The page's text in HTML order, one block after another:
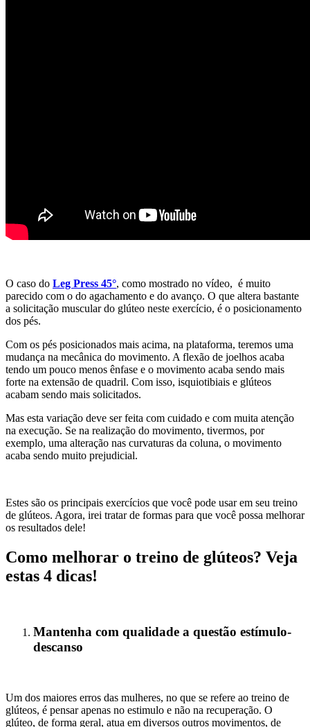
O caso do Leg Press 45°, como mostrado no vídeo, é muito
parecido com o do agachamento e do avanço. O que altera bastante
a solicitação muscular do glúteo neste exercício, é o posicionamento
dos pés.
Com os pés posicionados mais acima, na plataforma, teremos uma
mudança na mecânica do movimento. A flexão de joelhos acaba
tendo um pouco menos ênfase e o movimento acaba sendo mais
forte na extensão de quadril. Com isso, isquiotibiais e glúteos
acabam sendo mais solicitados.
Mas esta variação deve ser feita com cuidado e com muita atenção
na execução. Se na realização do movimento, tivermos, por
exemplo, uma alteração nas curvaturas da coluna, o movimento
acaba sendo muito prejudicial.
Estes são os principais exercícios que você pode usar em seu treino
de glúteos. Agora, irei tratar de formas para que você possa melhorar
os resultados dele!
Como melhorar o treino de glúteos? Veja
estas 4 dicas!
Mantenha com qualidade a questão estímulo-
descanso
Um dos maiores erros das mulheres, no que se refere ao treino de
glúteos, é pensar apenas no estimulo e não na recuperação. O
glúteo, de forma geral, atua em diversos outros movimentos, de